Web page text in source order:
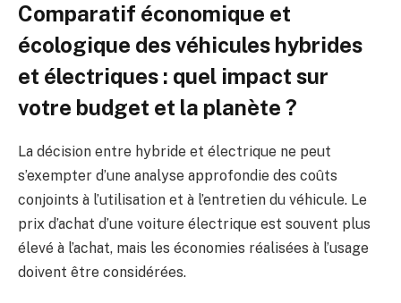
Comparatif économique et
écologique des véhicules hybrides
et électriques : quel impact sur
votre budget et la planète ?
La décision entre hybride et électrique ne peut
s’exempter d’une analyse approfondie des coûts
conjoints à l’utilisation et à l’entretien du véhicule. Le
prix d’achat d’une voiture électrique est souvent plus
élevé à l’achat, mais les économies réalisées à l’usage
doivent être considérées.